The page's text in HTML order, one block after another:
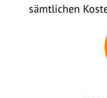
sämtlichen